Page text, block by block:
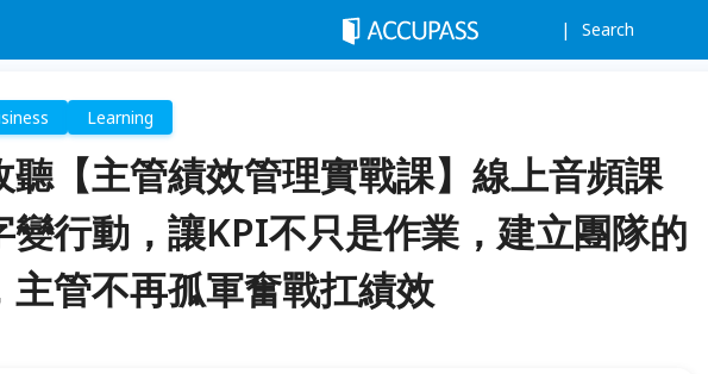
Search
Learning
聽【主管績效管理實戰課】線上音頻課
變行動，讓KPI不只是作業，建立團隊的
主管不再孤軍奮戰扛績效